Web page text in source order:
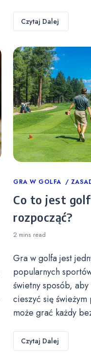
Czytaj Dalej
Categories
GRA W GOLFA
Co to jest
rozpocząć?
2 mins read
Gra w golfa jest
popularnych
świetny sposób,
cieszyć się
może grać każdy
Czytaj Dalej